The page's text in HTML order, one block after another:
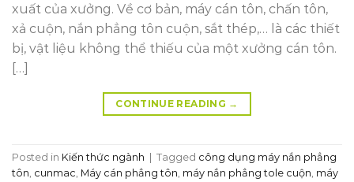
xuất của xưởng. Về cơ bản, máy cán tôn, chấn tôn,
xả cuộn, nắn phẳng tôn cuộn, sắt thép,… là các thiết
bị, vật liệu không thể thiếu của một xưởng cán tôn.
[…]
CONTINUE READING →
Posted in Kiến thức ngành Tagged công dụng máy nắn phẳng
tôn, cunmac, Máy cán phẳng tôn, máy nắn phẳng tole cuộn, máy